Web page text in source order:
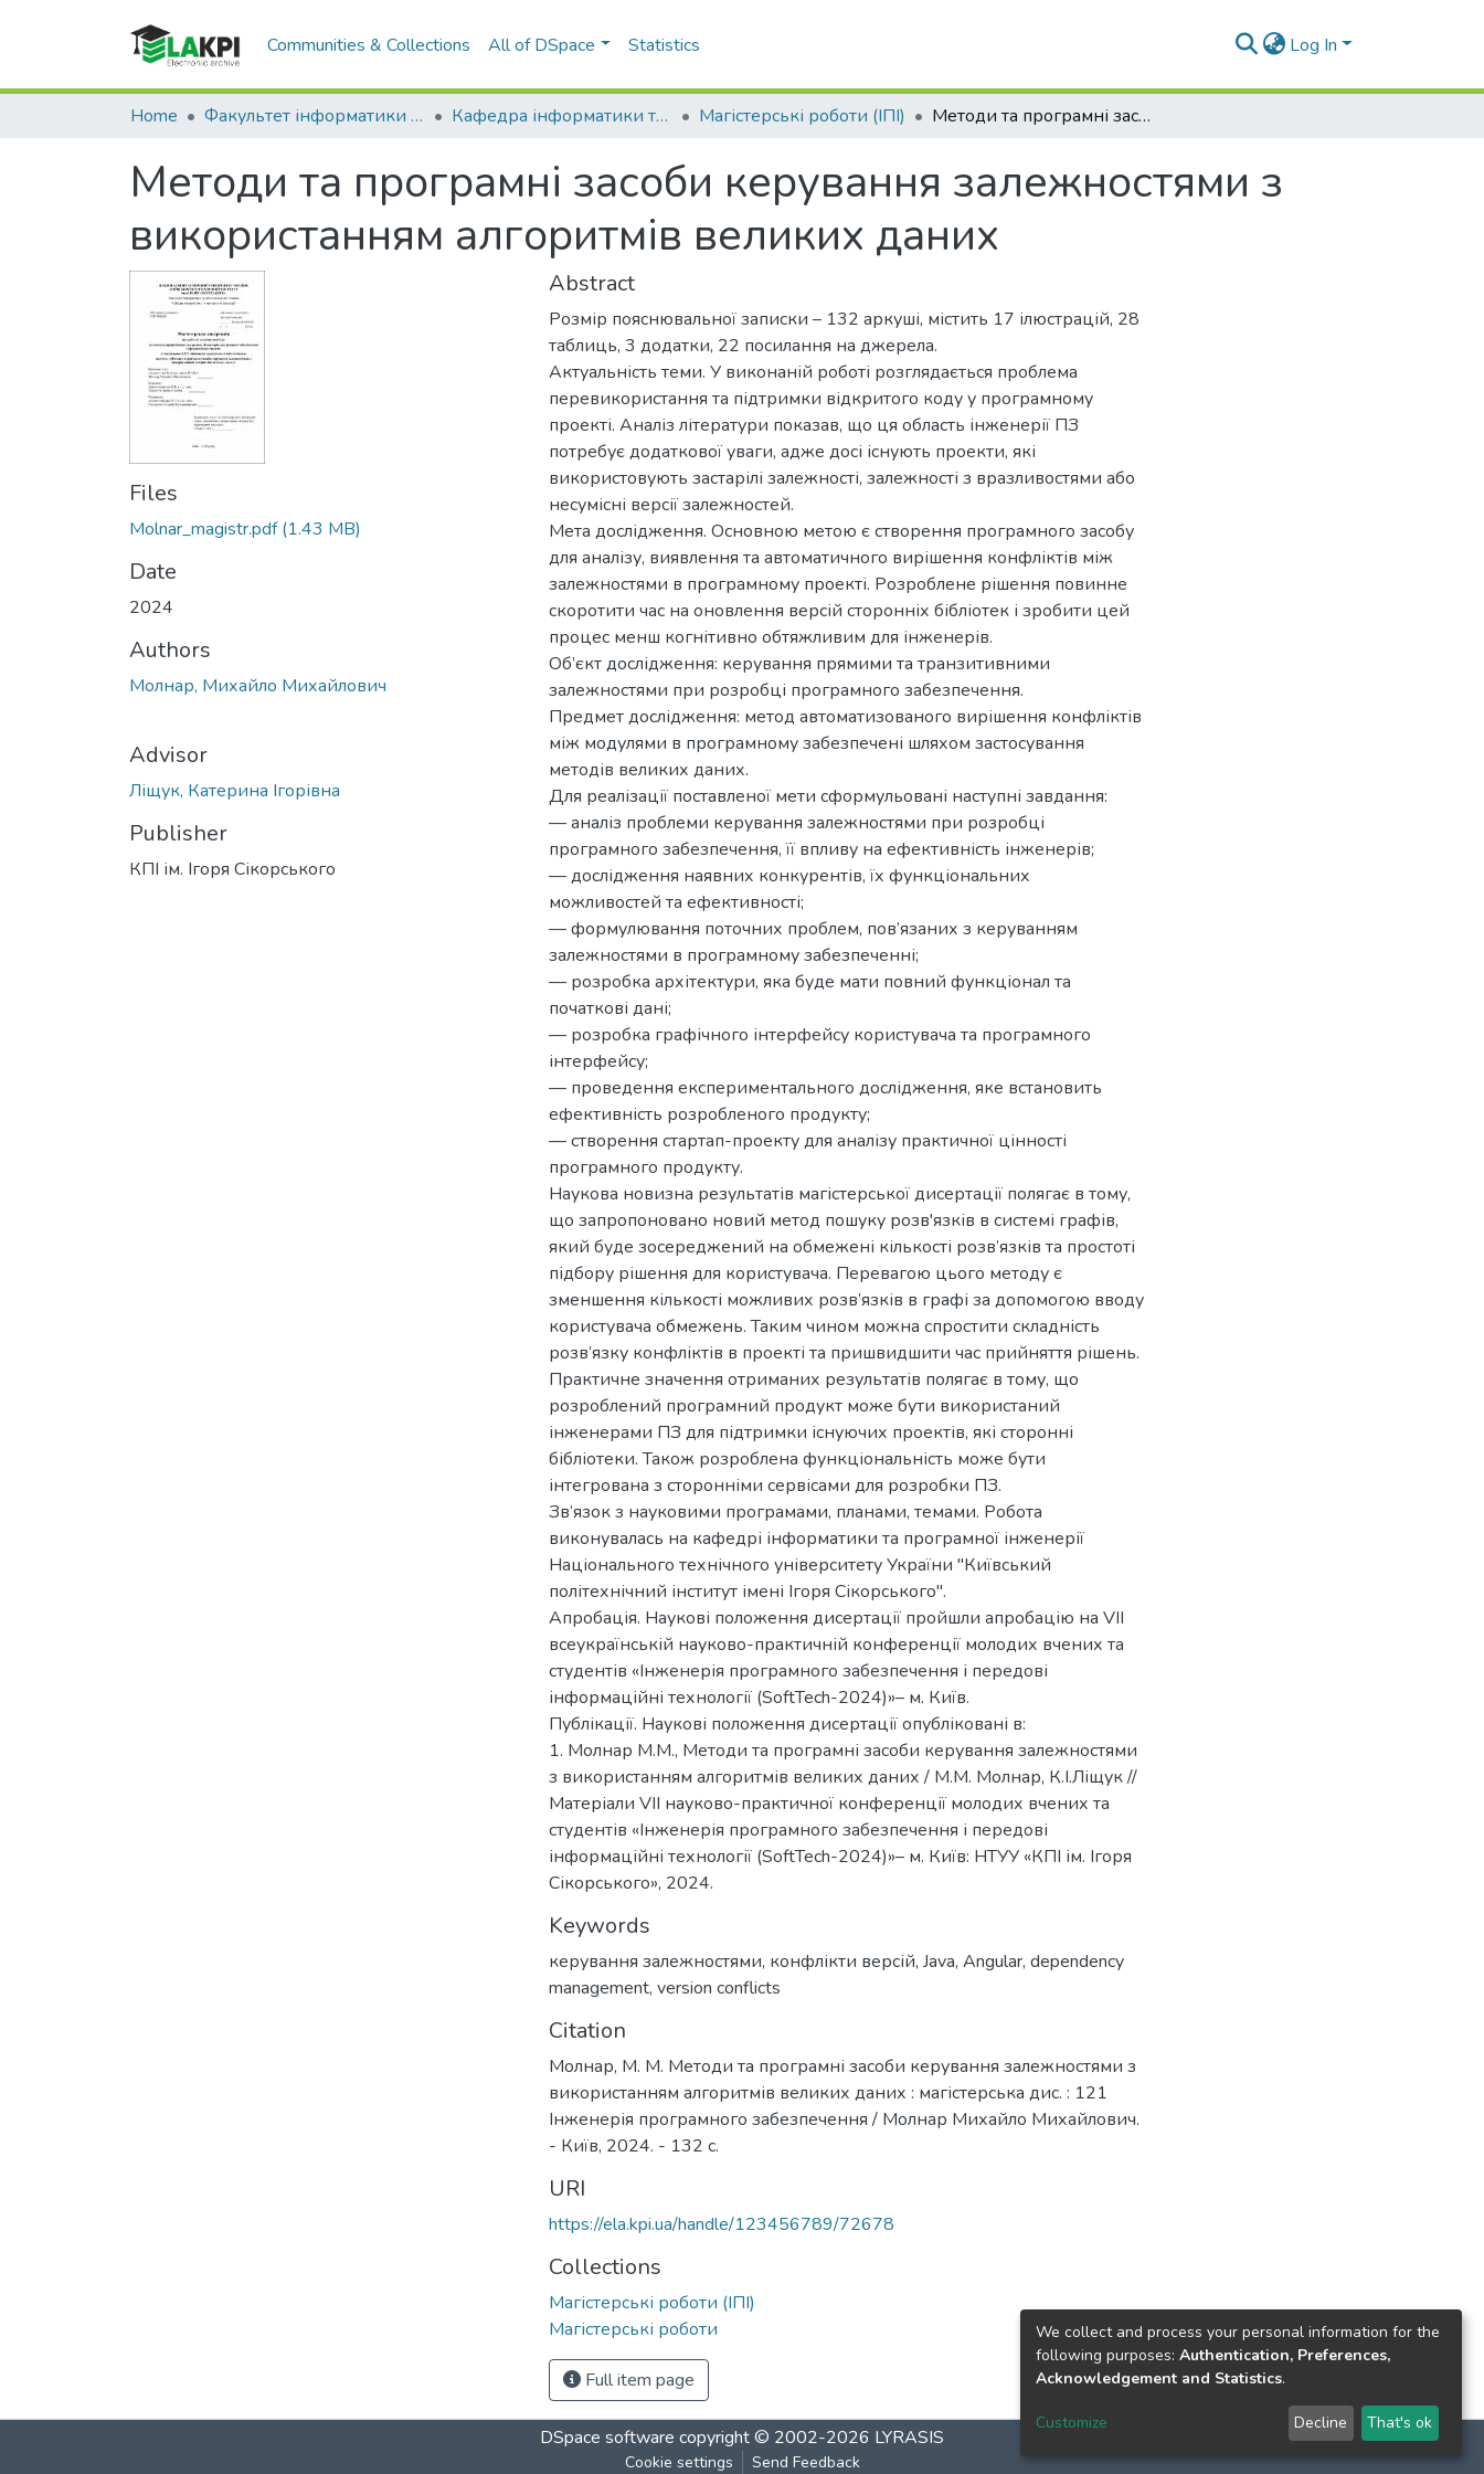
Communities & Collections All of DSpace Statistics Log In
Home Факультет інформатики та обчислювальної техніки (ФІОТ) Кафедра інформатики та програмної інженерії (ІПІ) Магістерські роботи (ІПІ) Методи та програмні засоби керування залежностями з використанням алгоритмів великих даних
Методи та програмні засоби керування залежностями з
використанням алгоритмів великих даних
Files
Molnar_magistr.pdf(1.43 MB)
Date
2024
Authors
Молнар, Михайло Михайлович
Advisor
Ліщук, Катерина Ігорівна
Publisher
КПІ ім. Ігоря Сікорського
Abstract
Розмір пояснювальної записки – 132 аркуші, містить 17 ілюстрацій, 28
таблиць, 3 додатки, 22 посилання на джерела.
Актуальність теми. У виконаній роботі розглядається проблема
перевикористання та підтримки відкритого коду у програмному
проекті. Аналіз літератури показав, що ця область інженерії ПЗ
потребує додаткової уваги, адже досі існують проекти, які
використовують застарілі залежності, залежності з вразливостями або
несумісні версії залежностей.
Мета дослідження. Основною метою є створення програмного засобу
для аналізу, виявлення та автоматичного вирішення конфліктів між
залежностями в програмному проекті. Розроблене рішення повинне
скоротити час на оновлення версій сторонніх бібліотек і зробити цей
процес менш когнітивно обтяжливим для інженерів.
Об’єкт дослідження: керування прямими та транзитивними
залежностями при розробці програмного забезпечення.
Предмет дослідження: метод автоматизованого вирішення конфліктів
між модулями в програмному забезпечені шляхом застосування
методів великих даних.
Для реалізації поставленої мети сформульовані наступні завдання:
— аналіз проблеми керування залежностями при розробці
програмного забезпечення, її впливу на ефективність інженерів;
— дослідження наявних конкурентів, їх функціональних
можливостей та ефективності;
— формулювання поточних проблем, пов’язаних з керуванням
залежностями в програмному забезпеченні;
— розробка архітектури, яка буде мати повний функціонал та
початкові дані;
— розробка графічного інтерфейсу користувача та програмного
інтерфейсу;
— проведення експериментального дослідження, яке встановить
ефективність розробленого продукту;
— створення стартап-проекту для аналізу практичної цінності
програмного продукту.
Наукова новизна результатів магістерської дисертації полягає в тому,
що запропоновано новий метод пошуку розв'язків в системі графів,
який буде зосереджений на обмежені кількості розв’язків та простоті
підбору рішення для користувача. Перевагою цього методу є
зменшення кількості можливих розв’язків в графі за допомогою вводу
користувача обмежень. Таким чином можна спростити складність
розв’язку конфліктів в проекті та пришвидшити час прийняття рішень.
Практичне значення отриманих результатів полягає в тому, що
розроблений програмний продукт може бути використаний
інженерами ПЗ для підтримки існуючих проектів, які сторонні
бібліотеки. Також розроблена функціональність може бути
інтегрована з сторонніми сервісами для розробки ПЗ.
Зв’язок з науковими програмами, планами, темами. Робота
виконувалась на кафедрі інформатики та програмної інженерії
Національного технічного університету України "Київський
політехнічний інститут імені Ігоря Сікорського".
Апробація. Наукові положення дисертації пройшли апробацію на VII
всеукраїнській науково-практичній конференції молодих вчених та
студентів «Інженерія програмного забезпечення і передові
інформаційні технології (SoftTech-2024)»– м. Київ.
Публікації. Наукові положення дисертації опубліковані в:
1. Молнар М.М., Методи та програмні засоби керування залежностями
з використанням алгоритмів великих даних / М.М. Молнар, К.І.Ліщук //
Матеріали VII науково-практичної конференції молодих вчених та
студентів «Інженерія програмного забезпечення і передові
інформаційні технології (SoftTech-2024)»– м. Київ: НТУУ «КПІ ім. Ігоря
Сікорського», 2024.
Keywords
керування залежностями, конфлікти версій, Java, Angular, dependency
management, version conflicts
Citation
Молнар, М. М. Методи та програмні засоби керування залежностями з
використанням алгоритмів великих даних : магістерська дис. : 121
Інженерія програмного забезпечення / Молнар Михайло Михайлович.
- Київ, 2024. - 132 с.
URI
https://ela.kpi.ua/handle/123456789/72678
Collections
Магістерські роботи (ІПІ)
Магістерські роботи
Full item page
DSpace software copyright © 2002-2026 LYRASIS
Cookie settings Send Feedback
We collect and process your personal information for the
following purposes: Authentication, Preferences,
Acknowledgement and Statistics.
Customize Decline That's ok